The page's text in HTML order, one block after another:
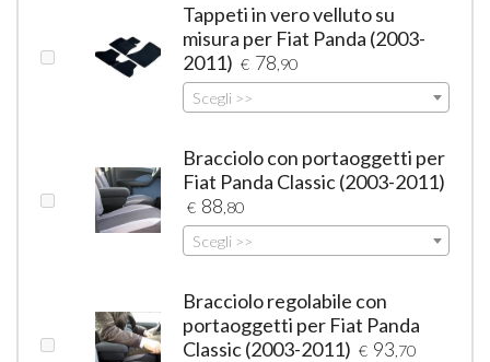
Tappeti in vero velluto su
misura per Fiat Panda (2003-
2011) € 78 ,90
Scegli >>
Bracciolo con portaoggetti per
Fiat Panda Classic (2003-2011)
€ 88 ,80
Scegli >>
Bracciolo regolabile con
portaoggetti per Fiat Panda
Classic (2003-2011) € 93 ,70